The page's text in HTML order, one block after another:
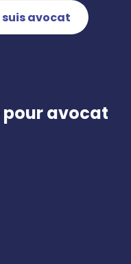
suis avocat
pour avocat